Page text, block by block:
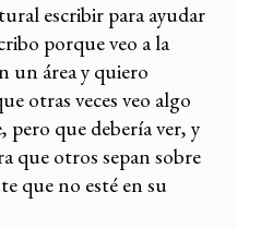
escribir para ayudar
porque veo a la
un área y quiero
otras veces veo algo
pero que debería ver, y
que otros sepan sobre
que no esté en su